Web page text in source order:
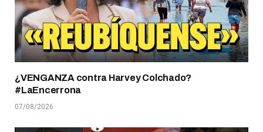
¿VENGANZA contra Harvey Colchado?
#LaEncerrona
07/08/2026